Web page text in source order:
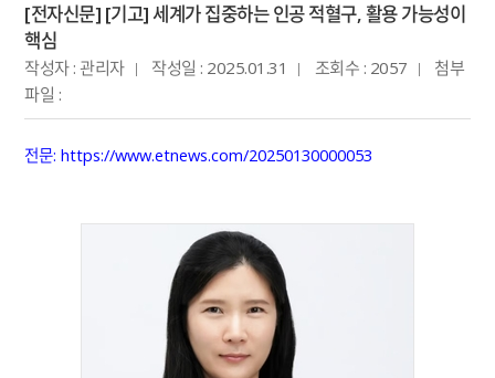
[전자신문] [기고] 세계가 집중하는 인공 적혈구, 활용 가능성이
핵심
작성자 : 관리자 작성일 : 2025.01.31 조회수 : 2057
첨부
파일 :
전문:https://www.etnews.com/20250130000053